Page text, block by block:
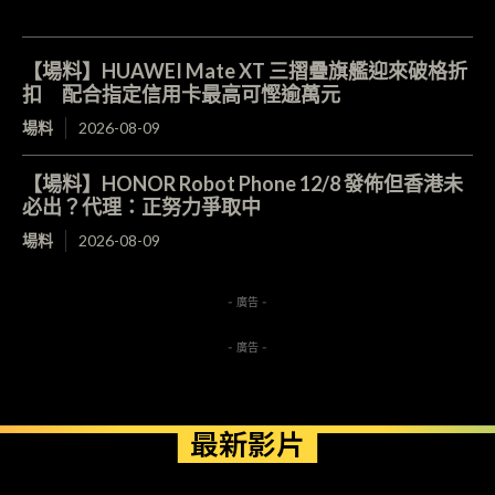
【場料】HUAWEI Mate XT 三摺疊旗艦迎來破格折
扣 配合指定信用卡最高可慳逾萬元
場料 2026-08-09
【場料】HONOR Robot Phone 12/8 發佈但香港未
必出？代理：正努力爭取中
場料 2026-08-09
- 廣告 -
- 廣告 -
最新影片